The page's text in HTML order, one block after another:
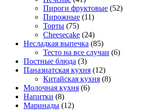
Пироги фруктовые (52)
Пирожные (11)
Торты (75)
Cheesecake (24)
Несладкая выпечка (85)
Тесто на все случаи (6)
Постные блюда (3)
Паназиатская кухня (12)
Китайская кухня (8)
Молочная кухня (6)
Напитки (8)
Маринады (12)